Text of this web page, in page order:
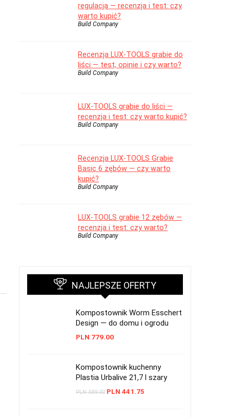
regulacją — recenzja i test: czy
warto kupić?
Build Company
Recenzja LUX-TOOLS grabie do
liści — test, opinie i czy warto?
Build Company
LUX-TOOLS grabie do liści —
recenzja i test: czy warto kupić?
Build Company
Recenzja LUX-TOOLS Grabie
Basic 6 zębów — czy warto
kupić?
Build Company
LUX-TOOLS grabie 12 zębów —
recenzja i test: czy warto?
Build Company
NAJLEPSZE OFERTY
Kompostownik Worm Esschert
Design — do domu i ogrodu
PLN 779.00
Kompostownik kuchenny
Plastia Urbalive 21,7 l szary
PLN589.00 PLN 441.75